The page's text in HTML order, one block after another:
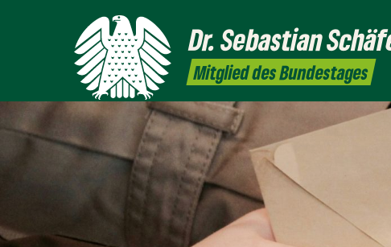
Dr. Sebastian
Mitglied des Bundestages